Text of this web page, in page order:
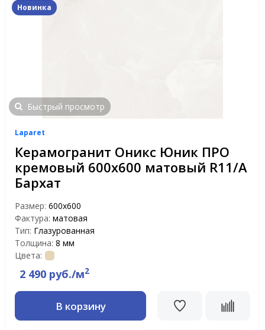
Новинка
Быстрый просмотр
Laparet
Керамогранит Оникс Юник ПРО
кремовый 600x600 матовый R11/A
Бархат
Размер: 600x600
Фактура: матовая
Тип: Глазурованная
Толщина: 8 мм
Цвета:
2 490 руб./м2
В корзину